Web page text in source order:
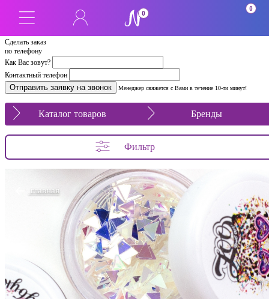
Сделать заказ
по телефону
Как Вас зовут?
Контактный телефон
Менеджер свяжется с Вами в течение 10-ти минут!
0
0
Каталог товаров Бренды
Фильтр
главная